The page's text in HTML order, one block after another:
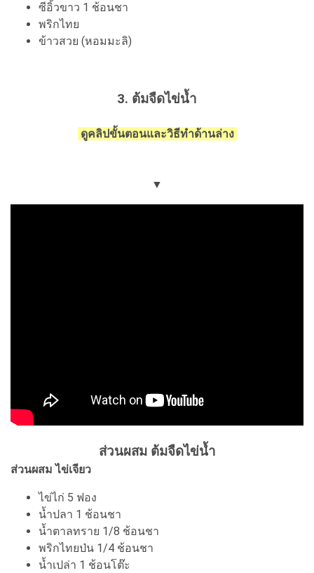
ซีอิ้วขาว 1 ช้อนชา
พริกไทย
ข้าวสวย (หอมมะลิ)
3. ต้มจืดไข่น้ำ
ดูคลิปขั้นตอนและวิธีทำด้านล่าง
▼
ส่วนผสม ต้มจืดไข่น้ำ
ส่วนผสม ไข่เจียว
ไข่ไก่ 5 ฟอง
น้ำปลา 1 ช้อนชา
น้ำตาลทราย 1/8 ช้อนชา
พริกไทยป่น 1/4 ช้อนชา
น้ำเปล่า 1 ช้อนโต๊ะ